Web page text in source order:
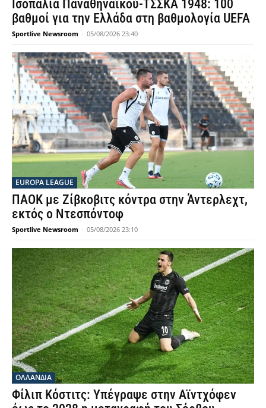
Ισοπαλία Παναθηναϊκού-ΤΣΣΚΑ 1948: 100
βαθμοί για την Ελλάδα στη βαθμολογία UEFA
Sportlive Newsroom - 05/08/2026 23:40
EUROPA LEAGUE
ΠΑΟΚ με Ζίβκοβιτς κόντρα στην Άντερλεχτ,
εκτός ο Ντεσπόντοφ
Sportlive Newsroom - 05/08/2026 23:10
OΛΛΑΝΔΊΑ
Φίλιπ Κόστιτς: Υπέγραψε στην Αϊντχόφεν